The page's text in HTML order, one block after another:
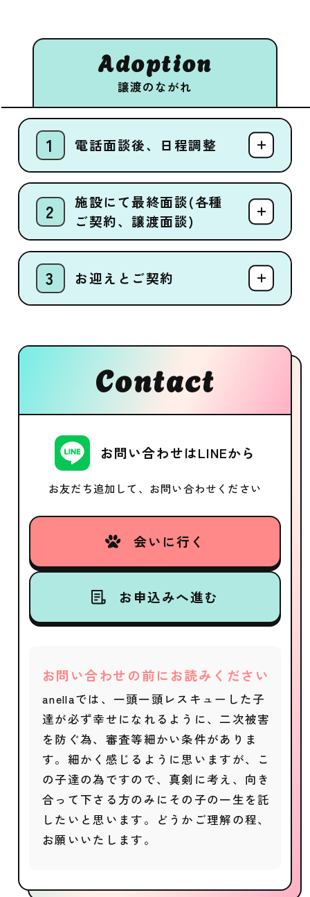
Adoption
譲渡のながれ
電話面談後、日程調整
施設にて最終面談(各種
ご契約、譲渡面談)
お迎えとご契約
Contact
お問い合わせはLINEから
お友だち追加して、お問い合わせください
会いに行く
お申込みへ進む
お問い合わせの前にお読みください
anellaでは、一頭一頭レスキューした子
達が必ず幸せになれるように、二次被害
を防ぐ為、審査等細かい条件がありま
す。細かく感じるように思いますが、こ
の子達の為ですので、真剣に考え、向き
合って下さる方のみにその子の一生を託
したいと思います。どうかご理解の程、
お願いいたします。